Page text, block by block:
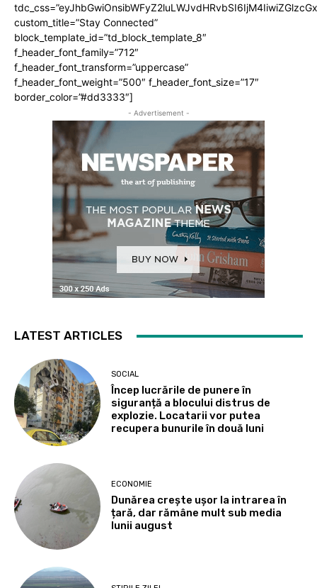
custom_title=”Stay Connected”
block_template_id=”td_block_template_8″
f_header_font_family=”712″
f_header_font_transform=”uppercase”
f_header_font_weight=”500″ f_header_font_size=”17″
border_color=”#dd3333″]
- Advertisement -
LATEST ARTICLES
SOCIAL
Încep lucrările de punere în
siguranță a blocului distrus de
explozie. Locatarii vor putea
recupera bunurile în două luni
ECONOMIE
Dunărea crește ușor la intrarea în
țară, dar rămâne mult sub media
lunii august